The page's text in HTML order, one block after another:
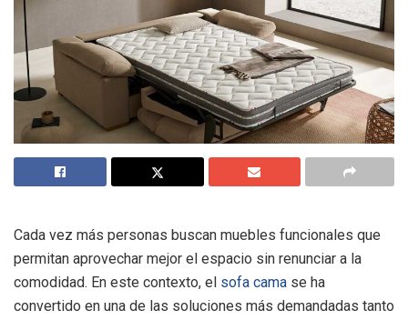
Cada vez más personas buscan muebles funcionales que
permitan aprovechar mejor el espacio sin renunciar a la
comodidad. En este contexto, el sofa cama se ha
convertido en una de las soluciones más demandadas tanto